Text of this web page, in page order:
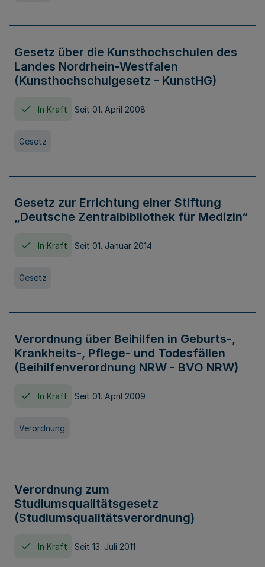
Gesetz über die Kunsthochschulen des
Landes Nordrhein-Westfalen
(Kunsthochschulgesetz - KunstHG)
In Kraft Seit 01. April 2008
Gesetz
Gesetz zur Errichtung einer Stiftung
„Deutsche Zentralbibliothek für Medizin“
In Kraft Seit 01. Januar 2014
Gesetz
Verordnung über Beihilfen in Geburts-,
Krankheits-, Pflege- und Todesfällen
(Beihilfenverordnung NRW - BVO NRW)
In Kraft Seit 01. April 2009
Verordnung
Verordnung zum
Studiumsqualitätsgesetz
(Studiumsqualitätsverordnung)
In Kraft Seit 13. Juli 2011